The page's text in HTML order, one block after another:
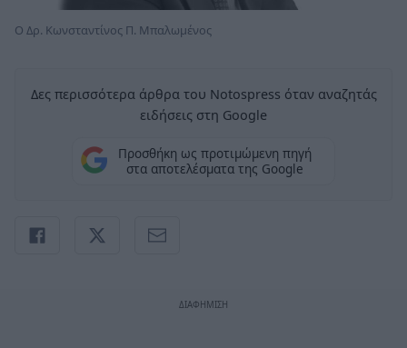
Ο Δρ. Κωνσταντίνος Π. Μπαλωμένος
Δες περισσότερα άρθρα του Notospress όταν αναζητάς
ειδήσεις στη Google
Προσθήκη ως προτιμώμενη πηγή
στα αποτελέσματα της Google